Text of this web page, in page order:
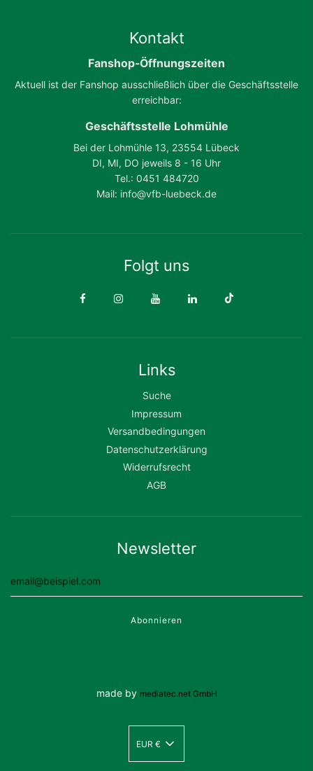
Kontakt
Fanshop-Öffnungszeiten
Aktuell ist der Fanshop ausschließlich über die Geschäftsstelle
erreichbar:
Geschäftsstelle Lohmühle
Bei der Lohmühle 13, 23554 Lübeck
DI, MI, DO jeweils 8 - 16 Uhr
Tel.: 0451 484720
Mail: info@vfb-luebeck.de
Folgt uns
Links
Suche
Impressum
Versandbedingungen
Datenschutzerklärung
Widerrufsrecht
AGB
Newsletter
made by mediatec.net GmbH
EUR €